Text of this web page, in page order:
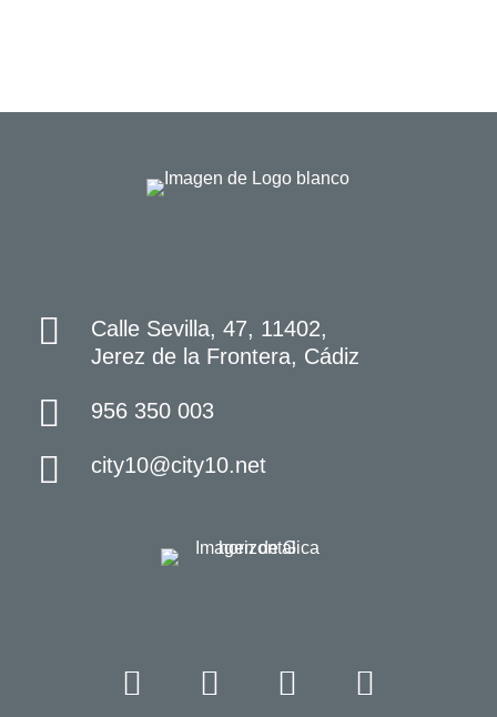
Calle Sevilla, 47, 11402,
Jerez de la Frontera, Cádiz
956 350 003
city10@city10.net